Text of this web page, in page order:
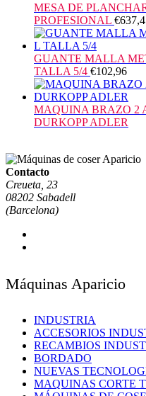
MESA DE
PROFESIONAL €
GUANTE MALLA
TALLA 5/4 €102,96
MAQUINA BRAZO 2
DURKOPP ADLER
Contacto
Creueta, 23
08202 Sabadell
(Barcelona)
Máquinas Aparicio
INDUSTRIA
ACCESORIOS
RECAMBIOS
BORDADO
NUEVAS
MAQUINAS CORTE